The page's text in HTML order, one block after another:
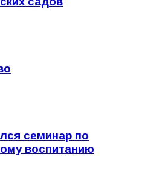
семинар по
воспитанию